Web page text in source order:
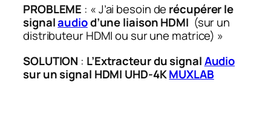
PROBLEME : « J’ai besoin de récupérer le
signalaudiod’une liaison HDMI (sur un
distributeur HDMI ou sur une matrice) »
SOLUTION : L’Extracteur du signalAudio
sur un signal HDMI UHD-4KMUXLAB